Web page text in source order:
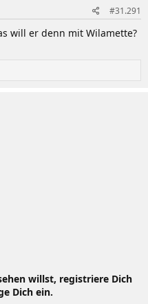
#31.291
will er denn mit Wilamette?
willst, registriere Dich
Dich ein.